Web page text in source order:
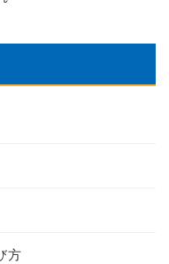
方